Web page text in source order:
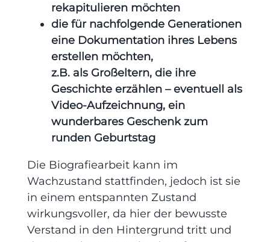
rekapitulieren möchten
die für nachfolgende Generationen
eine Dokumentation ihres Lebens
erstellen möchten,
z.B. als Großeltern, die ihre
Geschichte erzählen – eventuell als
Video-Aufzeichnung, ein
wunderbares Geschenk zum
runden Geburtstag
Die Biografiearbeit kann im
Wachzustand stattfinden, jedoch ist sie
in einem entspannten Zustand
wirkungsvoller, da hier der bewusste
Verstand in den Hintergrund tritt und